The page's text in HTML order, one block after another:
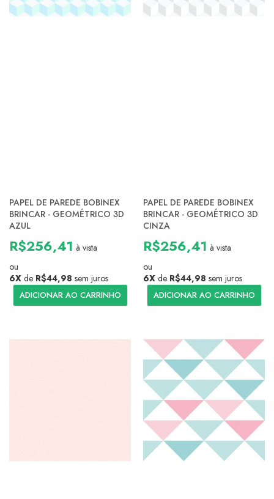
PAPEL DE PAREDE BOBINEX
BRINCAR - GEOMÉTRICO 3D
AZUL
R$256,41 à vista
ou
6X de R$44,98 sem juros
ADICIONAR AO CARRINHO
PAPEL DE PAREDE BOBINEX
BRINCAR - GEOMÉTRICO 3D
CINZA
R$256,41 à vista
ou
6X de R$44,98 sem juros
ADICIONAR AO CARRINHO